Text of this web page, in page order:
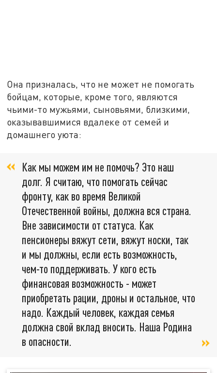
Она призналась, что не может не помогать
бойцам, которые, кроме того, являются
чьими-то мужьями, сыновьями, близкими,
оказывавшимися вдалеке от семей и
домашнего уюта:
Как мы можем им не помочь? Это наш
долг. Я считаю, что помогать сейчас
фронту, как во время Великой
Отечественной войны, должна вся страна.
Вне зависимости от статуса. Как
пенсионеры вяжут сети, вяжут носки, так
и мы должны, если есть возможность,
чем-то поддерживать. У кого есть
финансовая возможность - может
приобретать рации, дроны и остальное, что
надо. Каждый человек, каждая семья
должна свой вклад вносить. Наша Родина
в опасности.